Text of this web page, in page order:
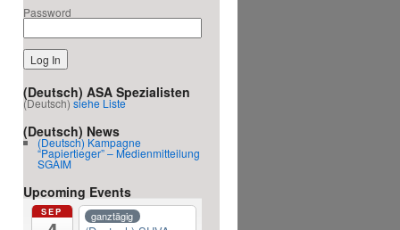
Password
(Deutsch) ASA Spezialisten
(Deutsch) siehe Liste
(Deutsch) News
(Deutsch) Kampagne
“Papiertieger” – Medienmitteilung
SGAIM
Upcoming Events
SEP ganztägig